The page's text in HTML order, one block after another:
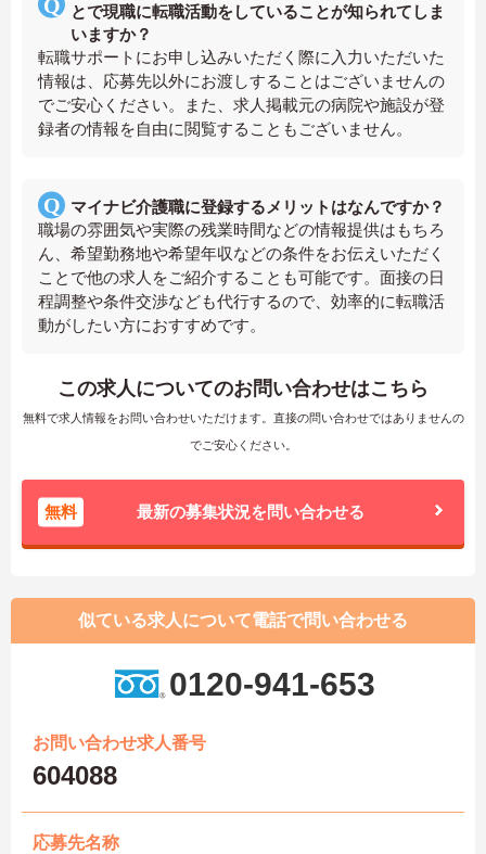
とで現職に転職活動をしていることが知られてしま
いますか？
転職サポートにお申し込みいただく際に入力いただいた
情報は、応募先以外にお渡しすることはございませんの
でご安心ください。また、求人掲載元の病院や施設が登
録者の情報を自由に閲覧することもございません。
マイナビ介護職に登録するメリットはなんですか？
職場の雰囲気や実際の残業時間などの情報提供はもちろ
ん、希望勤務地や希望年収などの条件をお伝えいただく
ことで他の求人をご紹介することも可能です。面接の日
程調整や条件交渉なども代行するので、効率的に転職活
動がしたい方におすすめです。
この求人についてのお問い合わせはこちら
無料で求人情報をお問い合わせいただけます。直接の問い合わせではありませんの
でご安心ください。
無料 最新の募集状況を問い合わせる
似ている求人について電話で問い合わせる
0120-941-653
お問い合わせ求人番号
604088
応募先名称